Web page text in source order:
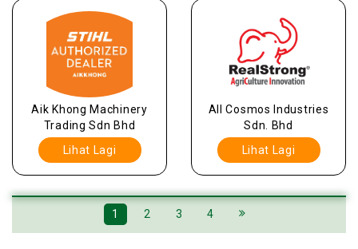
Aik Khong Machinery
Trading Sdn Bhd
Lihat Lagi
All Cosmos Industries
Sdn. Bhd
Lihat Lagi
1 2 3 4